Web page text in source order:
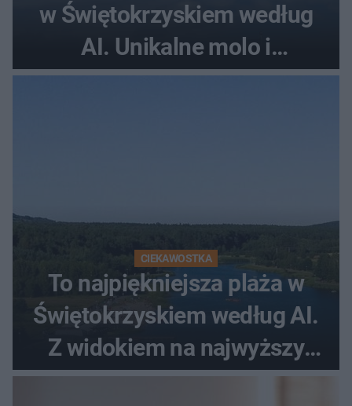
w Świętokrzyskiem według
AI. Unikalne molo i
promenada
CIEKAWOSTKA
To najpiękniejsza plaża w
Świętokrzyskiem według AI.
Z widokiem na najwyższy
szczyt Gór Świętokrzyskich